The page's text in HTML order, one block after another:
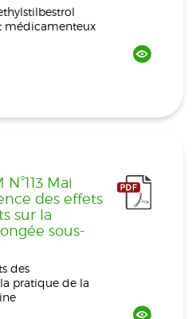
médicamenteux
Mai
des effets
sur la
sous-
des
pratique de la